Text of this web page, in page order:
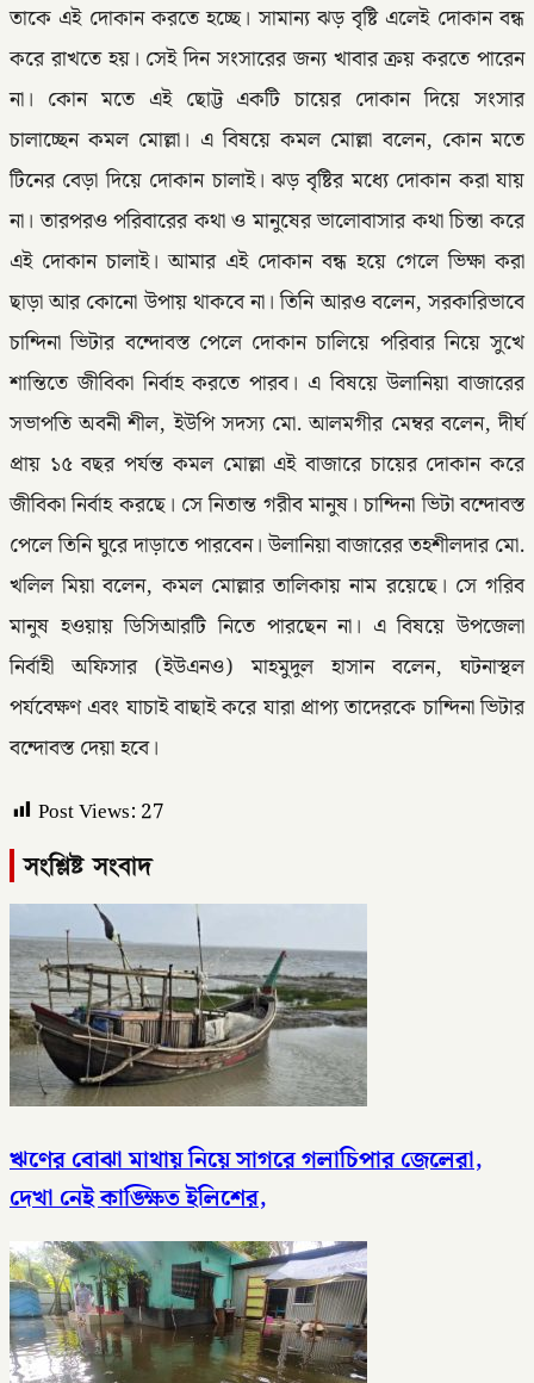
তাকে এই দোকান করতে হচ্ছে। সামান্য ঝড় বৃষ্টি এলেই দোকান বন্ধ
করে রাখতে হয়। সেই দিন সংসারের জন্য খাবার ক্রয় করতে পারেন
না। কোন মতে এই ছোট্ট একটি চায়ের দোকান দিয়ে সংসার
চালাচ্ছেন কমল মোল্লা। এ বিষয়ে কমল মোল্লা বলেন, কোন মতে
টিনের বেড়া দিয়ে দোকান চালাই। ঝড় বৃষ্টির মধ্যে দোকান করা যায়
না। তারপরও পরিবারের কথা ও মানুষের ভালোবাসার কথা চিন্তা করে
এই দোকান চালাই। আমার এই দোকান বন্ধ হয়ে গেলে ভিক্ষা করা
ছাড়া আর কোনো উপায় থাকবে না। তিনি আরও বলেন, সরকারিভাবে
চান্দিনা ভিটার বন্দোবস্ত পেলে দোকান চালিয়ে পরিবার নিয়ে সুখে
শান্তিতে জীবিকা নির্বাহ করতে পারব। এ বিষয়ে উলানিয়া বাজারের
সভাপতি অবনী শীল, ইউপি সদস্য মো. আলমগীর মেম্বর বলেন, দীর্ঘ
প্রায় ১৫ বছর পর্যন্ত কমল মোল্লা এই বাজারে চায়ের দোকান করে
জীবিকা নির্বাহ করছে। সে নিতান্ত গরীব মানুষ। চান্দিনা ভিটা বন্দোবস্ত
পেলে তিনি ঘুরে দাড়াতে পারবেন। উলানিয়া বাজারের তহশীলদার মো.
খলিল মিয়া বলেন, কমল মোল্লার তালিকায় নাম রয়েছে। সে গরিব
মানুষ হওয়ায় ডিসিআরটি নিতে পারছেন না। এ বিষয়ে উপজেলা
নির্বাহী অফিসার (ইউএনও) মাহমুদুল হাসান বলেন, ঘটনাস্থল
পর্যবেক্ষণ এবং যাচাই বাছাই করে যারা প্রাপ্য তাদেরকে চান্দিনা ভিটার
বন্দোবস্ত দেয়া হবে।
Post Views: 27
সংশ্লিষ্ট সংবাদ
ঋণের বোঝা মাথায় নিয়ে সাগরে গলাচিপার জেলেরা,
দেখা নেই কাঙ্ক্ষিত ইলিশের,